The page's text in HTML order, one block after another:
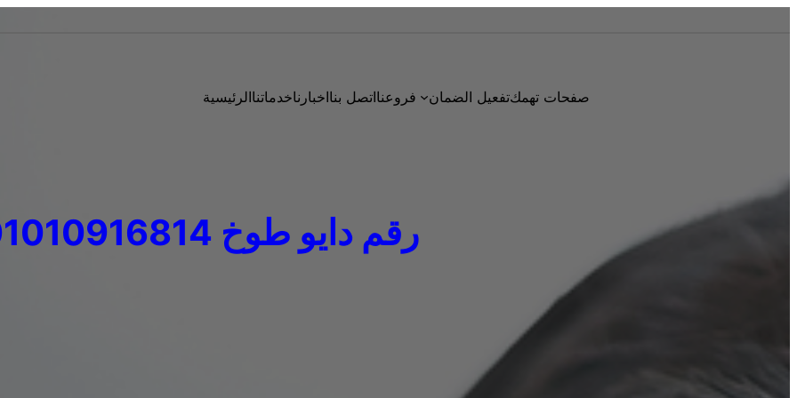
الرئيسيةخدماتنااخبارنااتصل بنافروعنا تفعيل الضمانصفحات تهمك
رقم دايو طوخ 01010916814